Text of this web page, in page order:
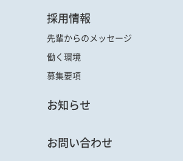
採用情報
先輩からのメッセージ
働く環境
募集要項
お知らせ
お問い合わせ